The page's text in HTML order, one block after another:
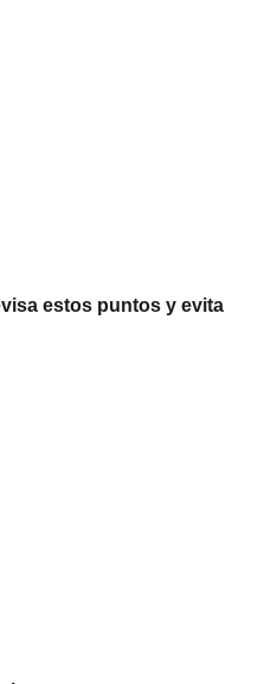
estos puntos y evita